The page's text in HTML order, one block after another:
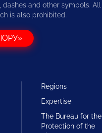
and other symbols. All
is also prohibited.
Regions
Expertise
The Bureau for the
Protection of the